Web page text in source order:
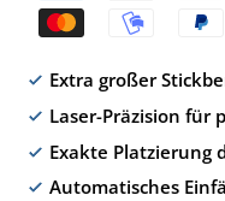
Extra großer
Laser-Präzision für
Exakte Platzierung
Automatisches